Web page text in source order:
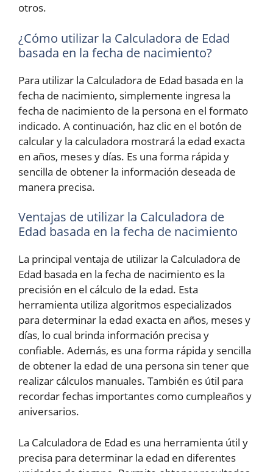
otros.
¿Cómo utilizar la Calculadora de Edad
basada en la fecha de nacimiento?
Para utilizar la Calculadora de Edad basada en la
fecha de nacimiento, simplemente ingresa la
fecha de nacimiento de la persona en el formato
indicado. A continuación, haz clic en el botón de
calcular y la calculadora mostrará la edad exacta
en años, meses y días. Es una forma rápida y
sencilla de obtener la información deseada de
manera precisa.
Ventajas de utilizar la Calculadora de
Edad basada en la fecha de nacimiento
La principal ventaja de utilizar la Calculadora de
Edad basada en la fecha de nacimiento es la
precisión en el cálculo de la edad. Esta
herramienta utiliza algoritmos especializados
para determinar la edad exacta en años, meses y
días, lo cual brinda información precisa y
confiable. Además, es una forma rápida y sencilla
de obtener la edad de una persona sin tener que
realizar cálculos manuales. También es útil para
recordar fechas importantes como cumpleaños y
aniversarios.
La Calculadora de Edad es una herramienta útil y
precisa para determinar la edad en diferentes